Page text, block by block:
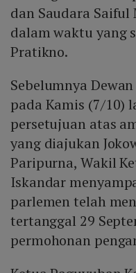
dan Saudara
dalam waktu yang
Pratikno.
Sebelumnya
pada Kamis (7/10)
persetujuan atas
yang diajukan
Paripurna, Wakil
Iskandar
parlemen telah
tertanggal 29
permohonan